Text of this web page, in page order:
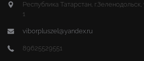
Республика Татарстан,
1
viborpluszel@yandex.ru
89625529551